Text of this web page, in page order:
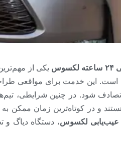
یکی از
است. این خدمت برای مواقعی
شود. در چنین شرایطی،
و در کوتاه‌ترین زمان ممکن
عیب‌یابی لکسوس، دستگاه دیاگ و